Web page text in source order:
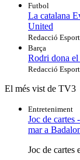
Futbol
La catalana
United
Redacció
Barça
Rodri dona
Redacció
El més vist de TV3
Entreteniment
Joc de
mar a
Joc de cartes